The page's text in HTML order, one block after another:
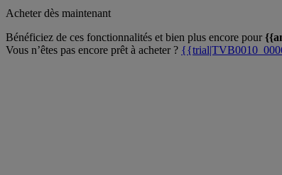
Acheter dès maintenant
Bénéficiez de ces fonctionnalités et bien plus encore pour
Vous n’êtes pas encore prêt à acheter ?